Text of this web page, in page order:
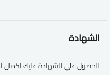
الشهادة
للحصول علي الشهادة عليك اكمال